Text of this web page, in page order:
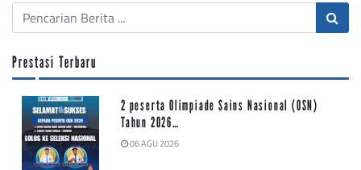
Prestasi Terbaru
2 peserta Olimpiade Sains Nasional (OSN)
Tahun 2026…
06 AGU 2026